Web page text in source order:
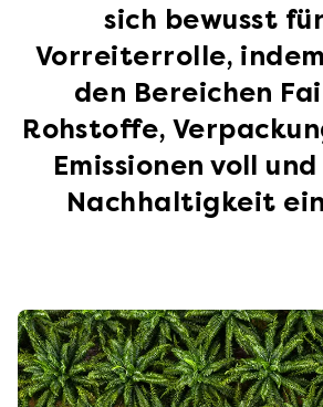
sich bewusst
Vorreiterrolle,
den Bereichen
Rohstoffe,
Emissionen voll
Nachhaltigkeit